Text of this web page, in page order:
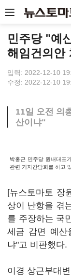
민주당 "예
해임건의안
입력: 2022-12-10
수정: 2022-12-10
11일 오전 의
산이냐"
박홍근 민주당 원내대표
관련 기자간담회를 하고
[뉴스토마토 장
상이 난항을 겪
를 주장하는 국
세금 감면 예산
냐"고 비판했다.
이경 상근부대